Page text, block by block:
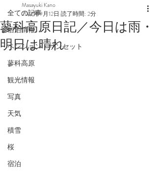
全ての記事
宿泊情報
ペンション・サンセット
蓼科高原
観光情報
写真
天気
積雪
桜
宿泊
蓼科高原日記／今日は雨・
明日は晴れ
Masayuki Kano
2017年9月12日 読了時間: 2分